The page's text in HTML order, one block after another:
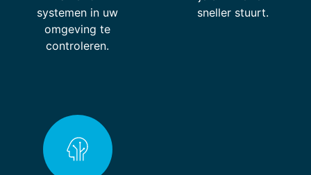
systemen in uw
omgeving te
controleren.
sneller stuurt.